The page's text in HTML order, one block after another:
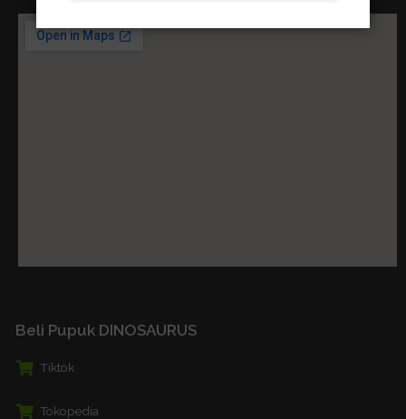
Beli Pupuk DINOSAURUS
Tiktok
Tokopedia